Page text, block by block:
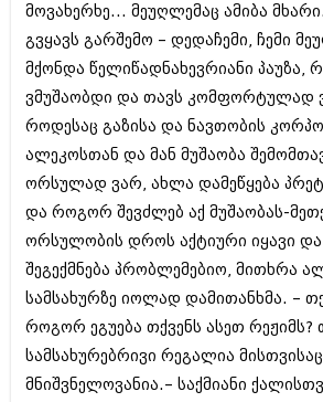
ნოემბერი 2009 (308)
ოქტომბერი 2009 (382)
სექტემბერი 2009 (541)
აგვისტო 2009 (14)
ივლისი 2009 (118)
თებერვალი 0216 (1)
დეკემბერი 0215 (1)
ოქტომბერი 0215 (1)
აგვისტო 0215 (2)
აგვისტო 0212 (1)
ივნისი 0212 (2)
მოვახერხე... მეუღლემაც ამიბა
გვყავს გარშემო – დედაჩემი, ჩემი
მქონდა წელიწადნახევრიანი პაუზა,
ვმუშაობდი და თავს კომფორტულად
როდესაც გაზისა და ნავთობის
ალეკოსთან და მან მუშაობა
ორსულად ვარ, ახლა დამეწყება
და როგორ შევძლებ აქ მუშაობას-
ორსულობის დროს აქტიური იყავი
შეგექმნება პრობლემებიო, მითხრა
სამსახურზე იოლად დამითანხმა. –
როგორ ეგუება თქვენს ასეთ რეჟიმს?
სამსახურებრივი რეგალია
მნიშვნელოვანია.– საქმიანი